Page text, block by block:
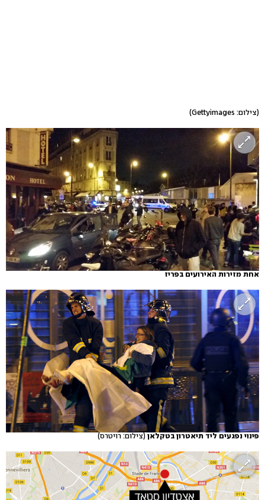
(צילום: Gettyimages)
אחת מזירות האירועים בפריז
פינוי נפגעים ליד תיאטרון בטקלאן(צילום: רויטרס)